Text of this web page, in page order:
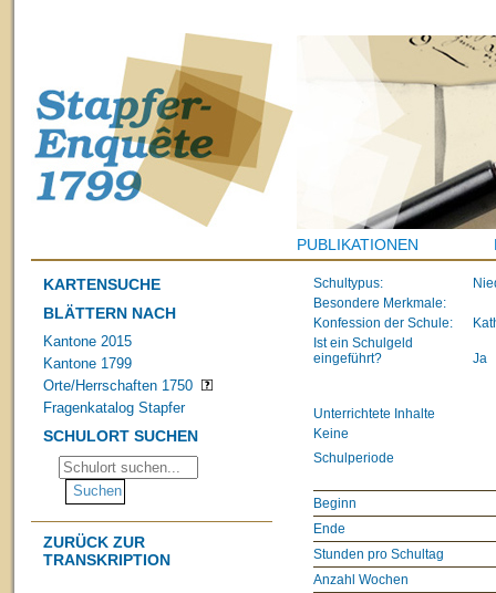
PUBLIKATIONEN
KARTENSUCHE
BLÄTTERN NACH
Kantone 2015
Kantone 1799
Orte/Herrschaften 1750
Fragenkatalog Stapfer
SCHULORT SUCHEN
ZURÜCK ZUR
TRANSKRIPTION
Schultypus:
Besondere Merkmale:
Konfession der Schule:
Ist ein Schulgeld
eingeführt?
Ja
Unterrichtete Inhalte
Keine
Schulperiode
Beginn
Ende
Stunden pro Schultag
Anzahl Wochen